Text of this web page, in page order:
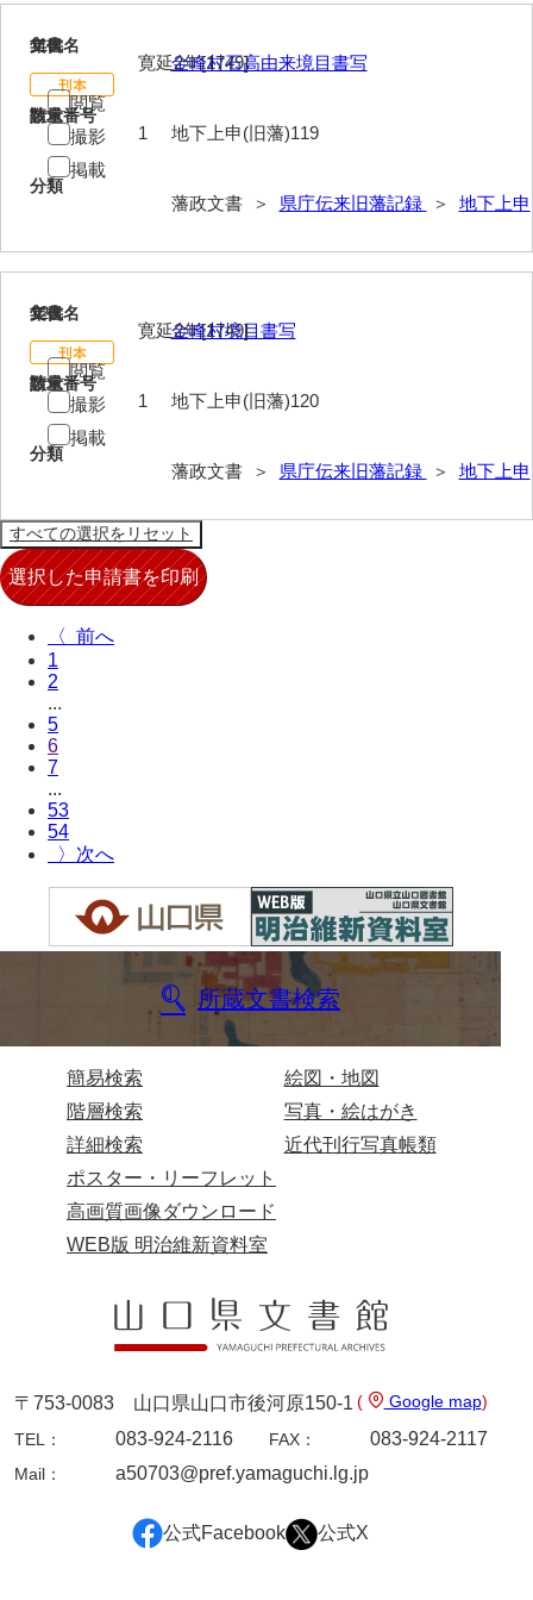
119
文書名
金峰村石高由来境目書写
請求番号
地下上申(旧藩)119
分類
藩政文書 ＞ 県庁伝来旧藩記録 ＞ 地下上申
年代
寛延2年[1749]
数量
1
閲覧
撮影
掲載
120
文書名
金峰村境目書写
請求番号
地下上申(旧藩)120
分類
藩政文書 ＞ 県庁伝来旧藩記録 ＞ 地下上申
年代
寛延2年[1749]
数量
1
閲覧
撮影
掲載
〈
1
2
...
5
6
7
...
53
54
〉
所蔵文書検索
簡易検索
階層検索
詳細検索
絵図・地図
写真・絵はがき
近代刊行写真帳類
ポスター・リーフレット
高画質画像ダウンロード
WEB版 明治維新資料室
〒753-0083 山口県山口市後河原150-1 ( Google map)
TEL：
083-924-2116 FAX： 083-924-2117
Mail： a50703@pref.yamaguchi.lg.jp
公式Facebook 公式X